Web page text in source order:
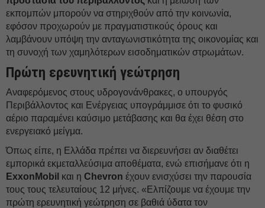
εκπομπών μπορούν να στηριχθούν από την κοινωνία,
εφόσον προχωρούν με πραγματιστικούς όρους και
λαμβάνουν υπόψη την ανταγωνιστικότητα της οικονομίας και
τη συνοχή των χαμηλότερων εισοδηματικών στρωμάτων.
Πρώτη ερευνητική γεώτρηση
Αναφερόμενος στους υδρογονάνθρακες, ο υπουργός
Περιβάλλοντος και Ενέργειας υπογράμμισε ότι το φυσικό
αέριο παραμένει καύσιμο μετάβασης και θα έχει θέση στο
ενεργειακό μείγμα.
Όπως είπε, η Ελλάδα πρέπει να διερευνήσει αν διαθέτει
εμπορικά εκμεταλλεύσιμα αποθέματα, ενώ επισήμανε ότι η
ExxonMobil και η Chevron έχουν ενισχύσει την παρουσία
τους τους τελευταίους 12 μήνες. «Ελπίζουμε να έχουμε την
πρώτη ερευνητική γεώτρηση σε βαθιά ύδατα τον